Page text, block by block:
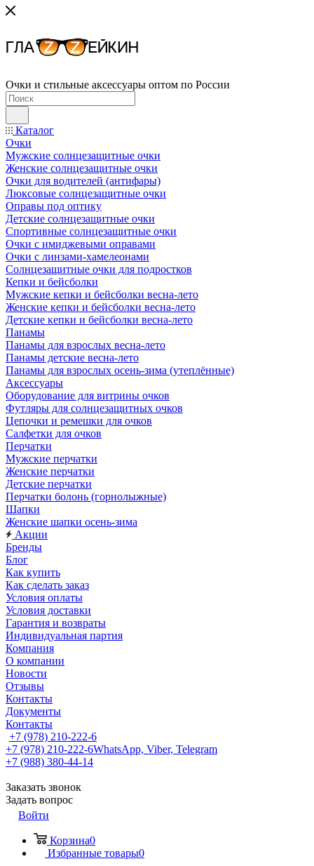
Очки и стильные аксессуары оптом по России
Каталог
Очки
Мужские солнцезащитные очки
Женские солнцезащитные очки
Очки для водителей (антифары)
Люксовые солнцезащитные очки
Оправы под оптику
Детские солнцезащитные очки
Спортивные солнцезащитные очки
Очки с имиджевыми оправами
Очки с линзами-хамелеонами
Солнцезащитные очки для подростков
Кепки и бейсболки
Мужские кепки и бейсболки весна-лето
Женские кепки и бейсболки весна-лето
Детские кепки и бейсболки весна-лето
Панамы
Панамы для взрослых весна-лето
Панамы детские весна-лето
Панамы для взрослых осень-зима (утеплённые)
Аксессуары
Оборудование для витрины очков
Футляры для солнцезащитных очков
Цепочки и ремешки для очков
Салфетки для очков
Перчатки
Мужские перчатки
Женские перчатки
Детские перчатки
Перчатки болонь (горнолыжные)
Шапки
Женские шапки осень-зима
Акции
Бренды
Блог
Как купить
Как сделать заказ
Условия оплаты
Условия доставки
Гарантия и возвраты
Индивидуальная партия
Компания
О компании
Новости
Отзывы
Контакты
Документы
Контакты
+7 (978) 210-222-6
+7 (978) 210-222-6WhatsApp, Viber, Telegram
+7 (988) 380-44-14
Заказать звонок
Задать вопрос
Войти
Корзина0
Избранные товары0